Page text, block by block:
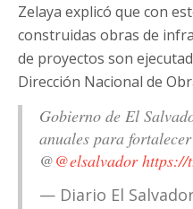
Zelaya explicó que con
construidas obras de
de proyectos son
Dirección Nacional de
Gobierno de El
anuales para
@@elsalvador https://
— Diario El